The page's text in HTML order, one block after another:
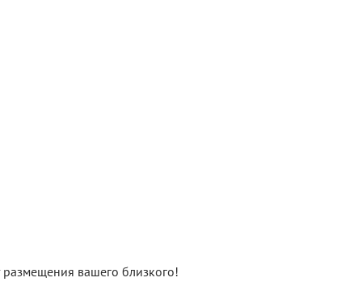
размещения вашего близкого!